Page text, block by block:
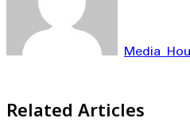
Media
Related Articles